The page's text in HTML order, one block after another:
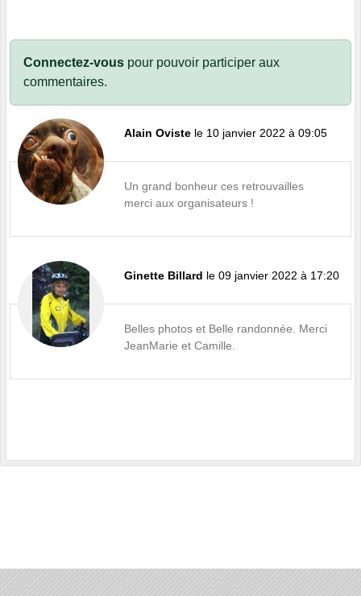
Connectez-vous pour pouvoir participer aux
commentaires.
Alain Oviste le 10 janvier 2022 à 09:05
Un grand bonheur ces retrouvailles
merci aux organisateurs !
Ginette Billard le 09 janvier 2022 à 17:20
Belles photos et Belle randonnée. Merci
JeanMarie et Camille.